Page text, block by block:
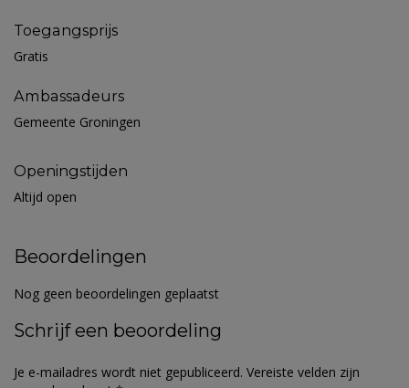
Toegangsprijs
Gratis
Ambassadeurs
Gemeente Groningen
Openingstijden
Altijd open
Beoordelingen
Nog geen beoordelingen geplaatst
Schrijf een beoordeling
Je e-mailadres wordt niet gepubliceerd. Vereiste velden zijn